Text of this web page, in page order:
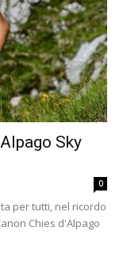
Sky
0
per tutti, nel ricordo
Chies d'Alpago